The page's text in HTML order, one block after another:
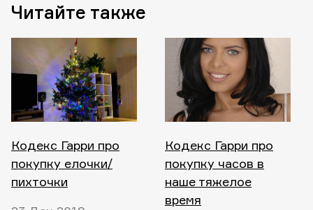
Читайте также
Кодекс Гарри про
покупку елочки/
пихточки
Кодекс Гарри про
покупку часов в
наше тяжелое
время